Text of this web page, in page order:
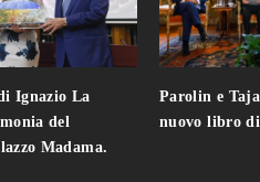
Ignazio La
del
Madama.
Parolin e
nuovo libro